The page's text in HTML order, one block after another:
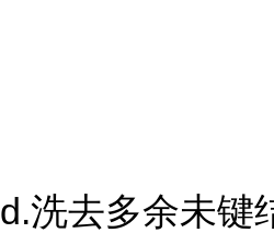
d.洗去多余未键